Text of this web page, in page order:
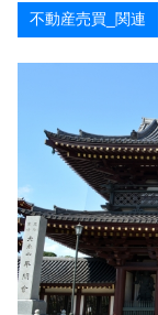
立
ま
す
！
不動産売買_関連